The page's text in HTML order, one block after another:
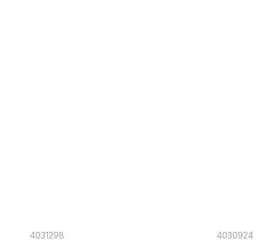
4031298 4030924